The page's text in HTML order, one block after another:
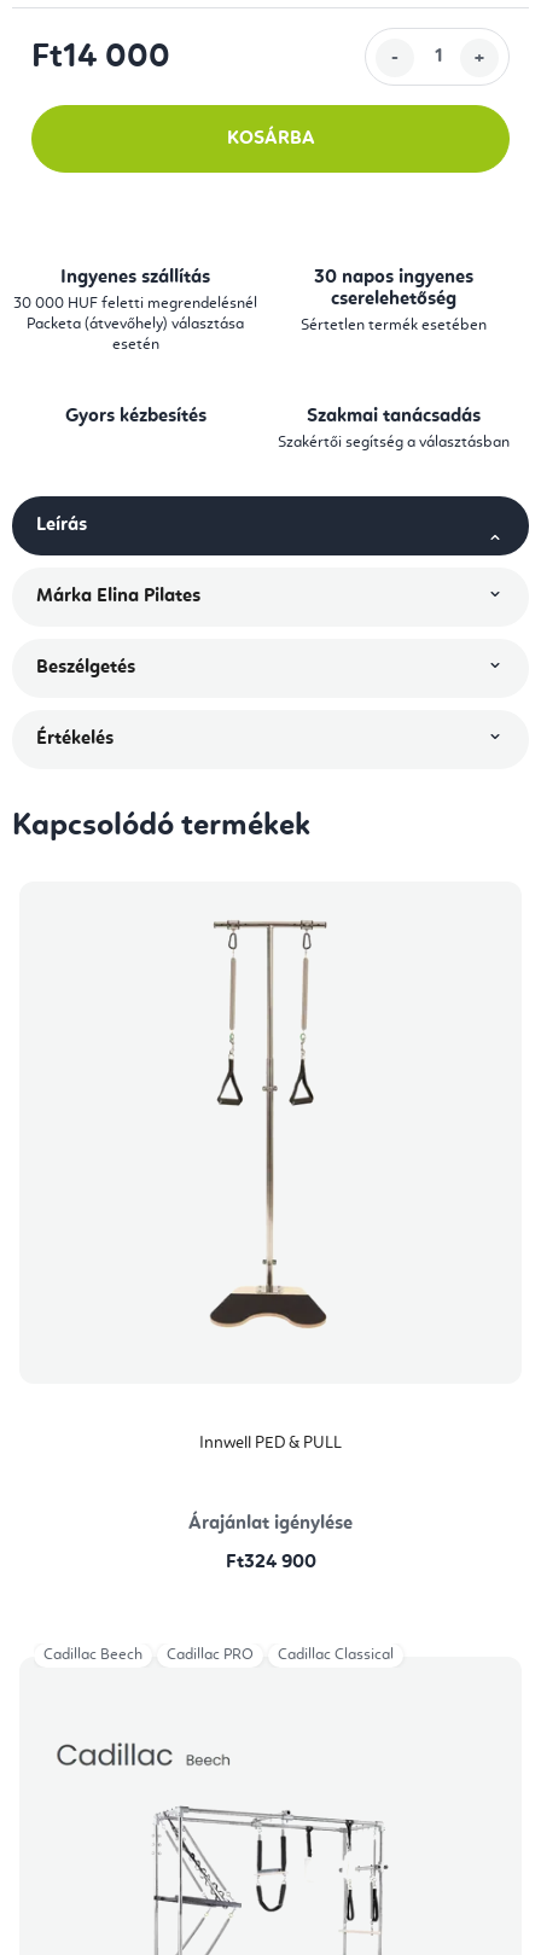
Ft14 000
KOSÁRBA
Ingyenes szállítás
30 000 HUF feletti megrendelésnél
Packeta (átvevőhely) választása
esetén
30 napos ingyenes
cserelehetőség
Sértetlen termék esetében
Gyors kézbesítés Szakmai tanácsadás
Szakértői segítség a választásban
Leírás
Márka Elina Pilates
Beszélgetés
Értékelés
Kapcsolódó termékek
Innwell PED & PULL
Árajánlat igénylése
Ft324 900
Cadillac Beech Cadillac PRO Cadillac Classical